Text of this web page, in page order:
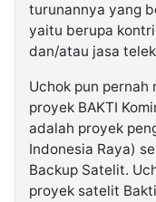
turunannya yang
yaitu berupa
dan/atau jasa
Uchok pun pernah
proyek BAKTI
adalah proyek
Indonesia Raya)
Backup Satelit.
proyek satelit